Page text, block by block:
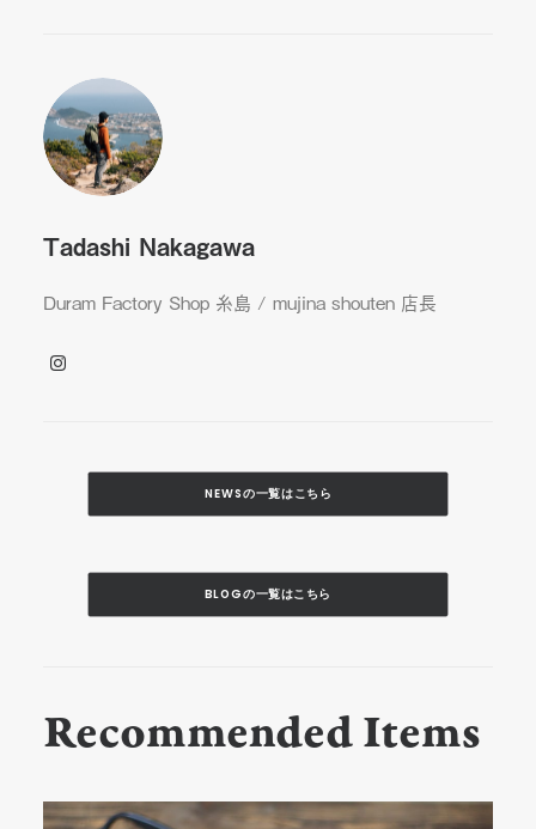
Tadashi Nakagawa
Duram Factory Shop 糸島 / mujina shouten 店長
NEWSの一覧はこちら
BLOGの一覧はこちら
Recommended Items